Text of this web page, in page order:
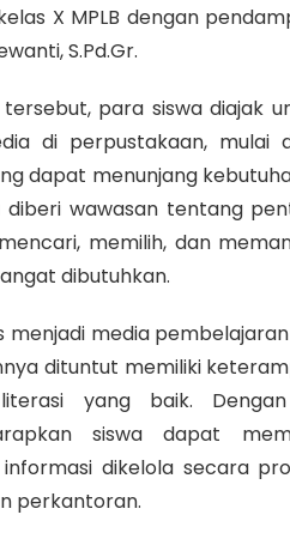
X MPLB dengan
S.Pd.Gr.
para siswa diajak
di perpustakaan, mulai
dapat menunjang
diberi wawasan tentang
memilih, dan
dibutuhkan.
menjadi media
dituntut memiliki
yang baik.
siswa dapat
dikelola secara
perkantoran.